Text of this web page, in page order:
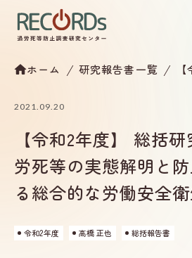
ホーム 研究報告書一覧
2021.09.20
【令和2年度】 総括
労死等の実態解明と
る総合的な労働安全
令和2年度 高橋 正也 総括報告書